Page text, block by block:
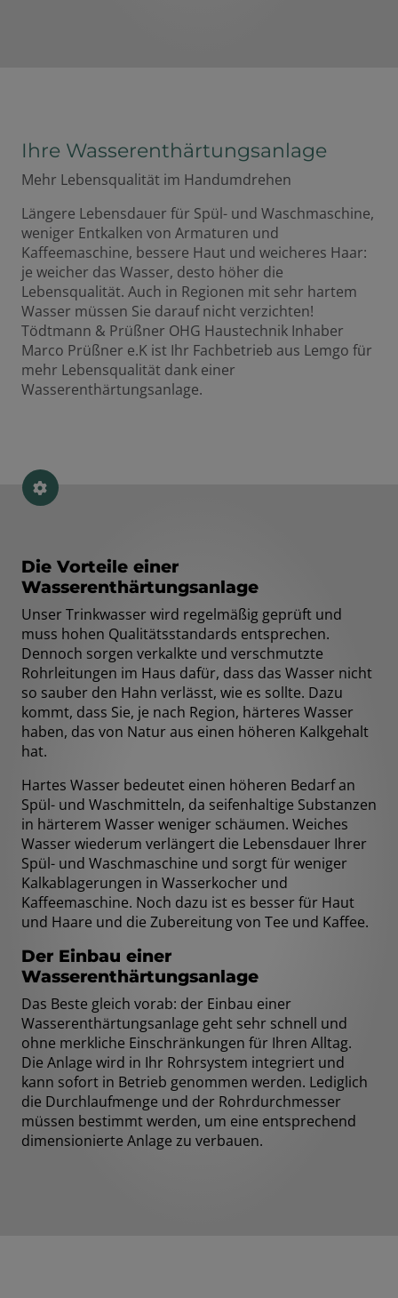
Ihre Wasserenthärtungsanlage
Mehr Lebensqualität im Handumdrehen
Längere Lebensdauer für Spül- und Waschmaschine,
weniger Entkalken von Armaturen und
Kaffeemaschine, bessere Haut und weicheres Haar:
je weicher das Wasser, desto höher die
Lebensqualität. Auch in Regionen mit sehr hartem
Wasser müssen Sie darauf nicht verzichten!
Tödtmann & Prüßner OHG Haustechnik Inhaber
Marco Prüßner e.K ist Ihr Fachbetrieb aus Lemgo für
mehr Lebensqualität dank einer
Wasserenthärtungsanlage.
Die Vorteile einer
Wasserenthärtungsanlage
Unser Trinkwasser wird regelmäßig geprüft und
muss hohen Qualitätsstandards entsprechen.
Dennoch sorgen verkalkte und verschmutzte
Rohrleitungen im Haus dafür, dass das Wasser nicht
so sauber den Hahn verlässt, wie es sollte. Dazu
kommt, dass Sie, je nach Region, härteres Wasser
haben, das von Natur aus einen höheren Kalkgehalt
hat.
Hartes Wasser bedeutet einen höheren Bedarf an
Spül- und Waschmitteln, da seifenhaltige Substanzen
in härterem Wasser weniger schäumen. Weiches
Wasser wiederum verlängert die Lebensdauer Ihrer
Spül- und Waschmaschine und sorgt für weniger
Kalkablagerungen in Wasserkocher und
Kaffeemaschine. Noch dazu ist es besser für Haut
und Haare und die Zubereitung von Tee und Kaffee.
Der Einbau einer
Wasserenthärtungsanlage
Das Beste gleich vorab: der Einbau einer
Wasserenthärtungsanlage geht sehr schnell und
ohne merkliche Einschränkungen für Ihren Alltag.
Die Anlage wird in Ihr Rohrsystem integriert und
kann sofort in Betrieb genommen werden. Lediglich
die Durchlaufmenge und der Rohrdurchmesser
müssen bestimmt werden, um eine entsprechend
dimensionierte Anlage zu verbauen.